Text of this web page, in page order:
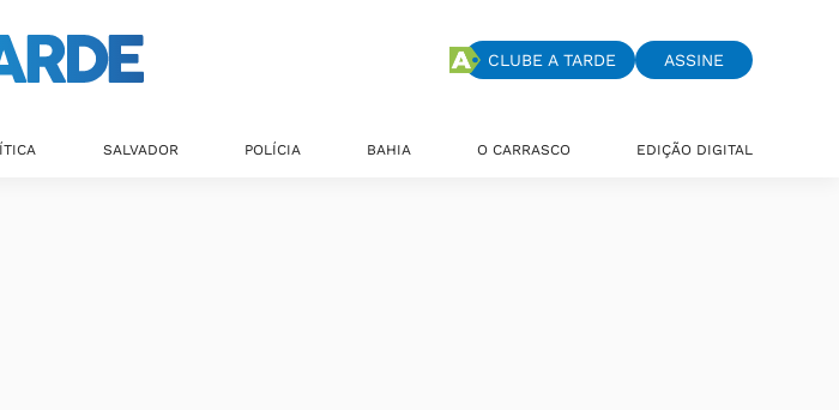
CLUBE A TARDE ASSINE
SALVADOR POLÍCIA BAHIA O CARRASCO EDIÇÃO DIGITAL